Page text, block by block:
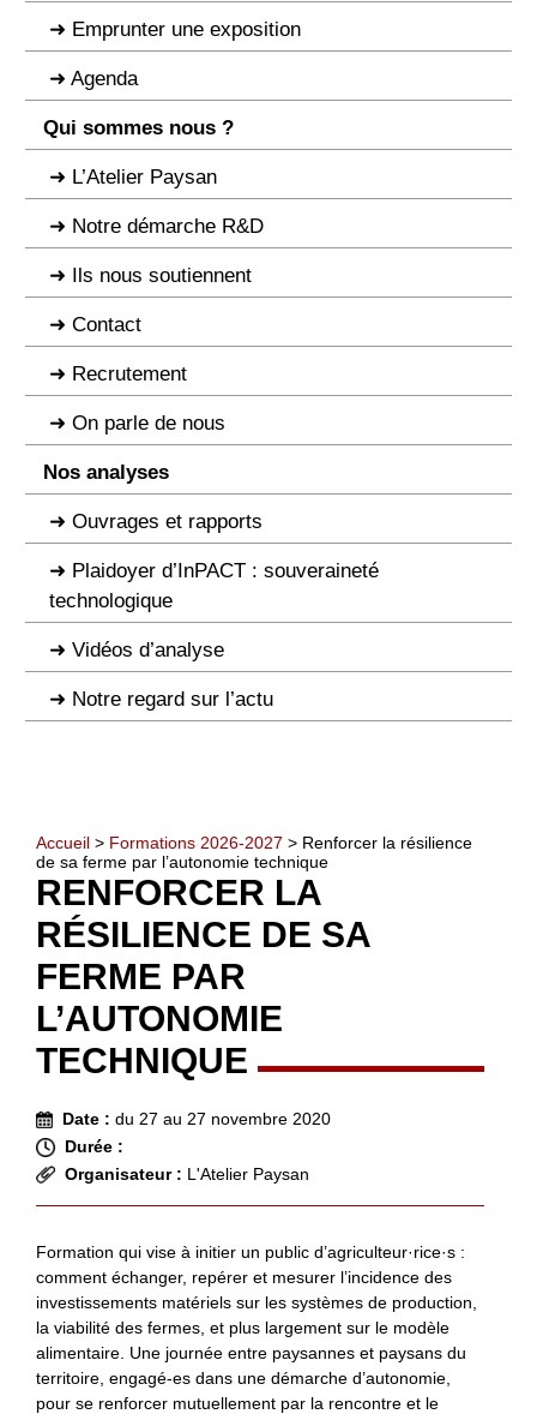
Emprunter une exposition
Agenda
Qui sommes nous ?
L’Atelier Paysan
Notre démarche R&D
Ils nous soutiennent
Contact
Recrutement
On parle de nous
Nos analyses
Ouvrages et rapports
Plaidoyer d’InPACT : souveraineté
technologique
Vidéos d’analyse
Notre regard sur l’actu
Accueil > Formations 2026-2027 > Renforcer la résilience
de sa ferme par l’autonomie technique
RENFORCER LA
RÉSILIENCE DE SA
FERME PAR
L’AUTONOMIE
TECHNIQUE
Date : du 27 au 27 novembre 2020
Durée :
Organisateur : L'Atelier Paysan
Formation qui vise à initier un public d’agriculteur·rice·s :
comment échanger, repérer et mesurer l’incidence des
investissements matériels sur les systèmes de production,
la viabilité des fermes, et plus largement sur le modèle
alimentaire. Une journée entre paysannes et paysans du
territoire, engagé-es dans une démarche d’autonomie,
pour se renforcer mutuellement par la rencontre et le